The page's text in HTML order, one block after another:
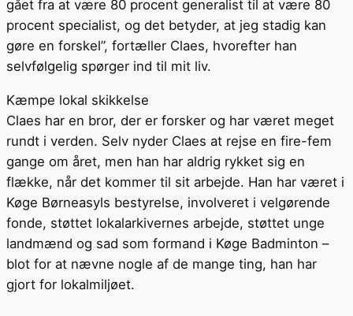
gået fra at være 80 procent generalist til at være 80
procent specialist, og det betyder, at jeg stadig kan
gøre en forskel”, fortæller Claes, hvorefter han
selvfølgelig spørger ind til mit liv.
Kæmpe lokal skikkelse
Claes har en bror, der er forsker og har været meget
rundt i verden. Selv nyder Claes at rejse en fire-fem
gange om året, men han har aldrig rykket sig en
flække, når det kommer til sit arbejde. Han har været i
Køge Børneasyls bestyrelse, involveret i velgørende
fonde, støttet lokalarkivernes arbejde, støttet unge
landmænd og sad som formand i Køge Badminton –
blot for at nævne nogle af de mange ting, han har
gjort for lokalmiljøet.